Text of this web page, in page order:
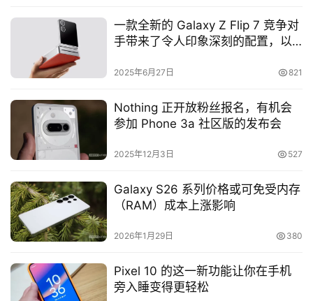
一款全新的 Galaxy Z Flip 7 竞争对
手带来了令人印象深刻的配置，以
2025年6月27日 821
Nothing 正开放粉丝报名，有机会
参加 Phone 3a 社区版的发布会
2025年12月3日 527
Galaxy S26 系列价格或可免受内存
（RAM）成本上涨影响
2026年1月29日 380
Pixel 10 的这一新功能让你在手机
旁入睡变得更轻松